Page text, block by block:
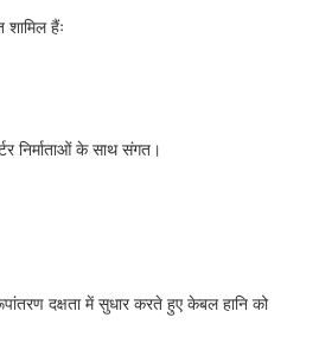
शामिल हैंः
निर्माताओं के साथ संगत।
दक्षता में सुधार करते हुए केबल हानि को